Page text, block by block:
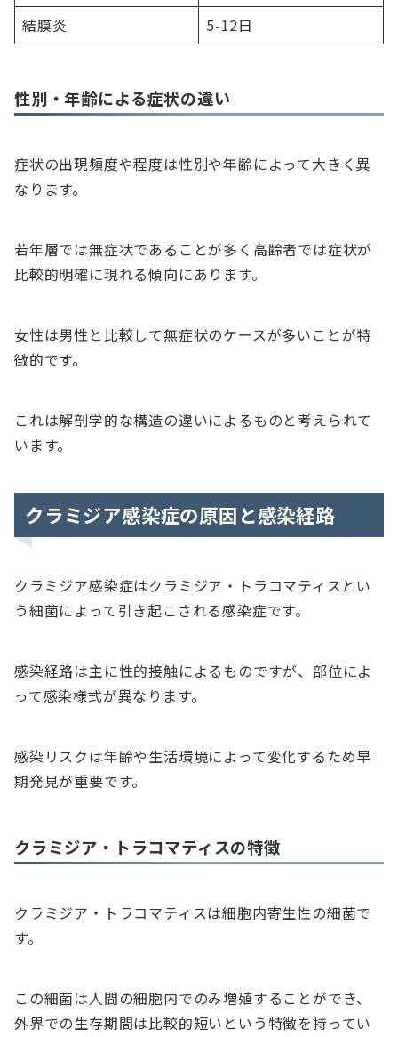
結膜炎
5-12日
性別・年齢による症状の違い
症状の出現頻度や程度は性別や年齢によって大きく異
なります。
若年層では無症状であることが多く高齢者では症状が
比較的明確に現れる傾向にあります。
女性は男性と比較して無症状のケースが多いことが特
徴的です。
これは解剖学的な構造の違いによるものと考えられて
います。
クラミジア感染症の原因と感染経路
クラミジア感染症はクラミジア・トラコマティスとい
う細菌によって引き起こされる感染症です。
感染経路は主に性的接触によるものですが、部位によ
って感染様式が異なります。
感染リスクは年齢や生活環境によって変化するため早
期発見が重要です。
クラミジア・トラコマティスの特徴
クラミジア・トラコマティスは細胞内寄生性の細菌で
す。
この細菌は人間の細胞内でのみ増殖することができ、
外界での生存期間は比較的短いという特徴を持ってい